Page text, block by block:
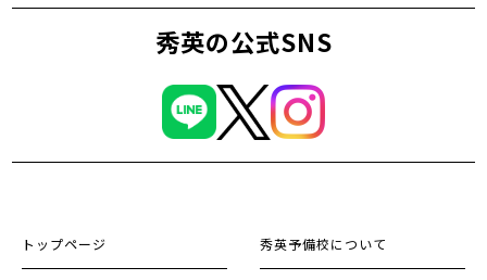
秀英の公式SNS
トップページ 秀英予備校について